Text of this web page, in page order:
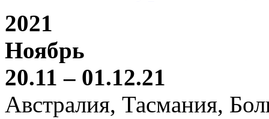
2021
Ноябрь
20.11 – 01.12.21
Австралия, Тасмания,